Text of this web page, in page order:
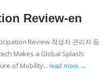
Review-en
Review 작성자 관리자 등
Makes a Global Splash:
of Mobility... read more →